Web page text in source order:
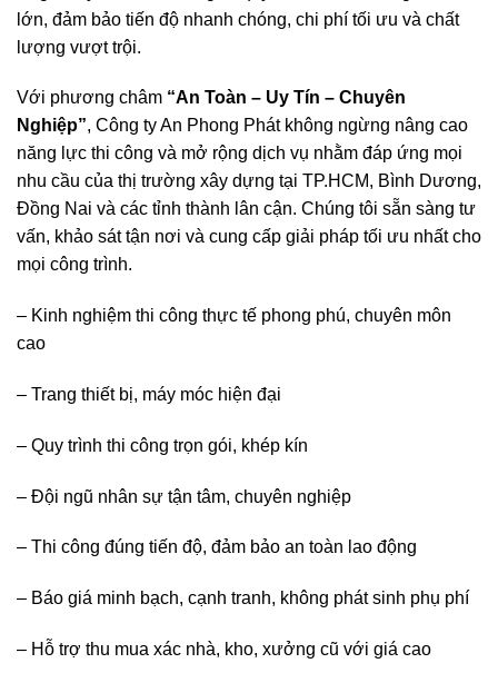
lớn, đảm bảo tiến độ nhanh chóng, chi phí tối ưu và chất
lượng vượt trội.
Với phương châm “An Toàn – Uy Tín – Chuyên
Nghiệp”, Công ty An Phong Phát không ngừng nâng cao
năng lực thi công và mở rộng dịch vụ nhằm đáp ứng mọi
nhu cầu của thị trường xây dựng tại TP.HCM, Bình Dương,
Đồng Nai và các tỉnh thành lân cận. Chúng tôi sẵn sàng tư
vấn, khảo sát tận nơi và cung cấp giải pháp tối ưu nhất cho
mọi công trình.
– Kinh nghiệm thi công thực tế phong phú, chuyên môn
cao
– Trang thiết bị, máy móc hiện đại
– Quy trình thi công trọn gói, khép kín
– Đội ngũ nhân sự tận tâm, chuyên nghiệp
– Thi công đúng tiến độ, đảm bảo an toàn lao động
– Báo giá minh bạch, cạnh tranh, không phát sinh phụ phí
– Hỗ trợ thu mua xác nhà, kho, xưởng cũ với giá cao